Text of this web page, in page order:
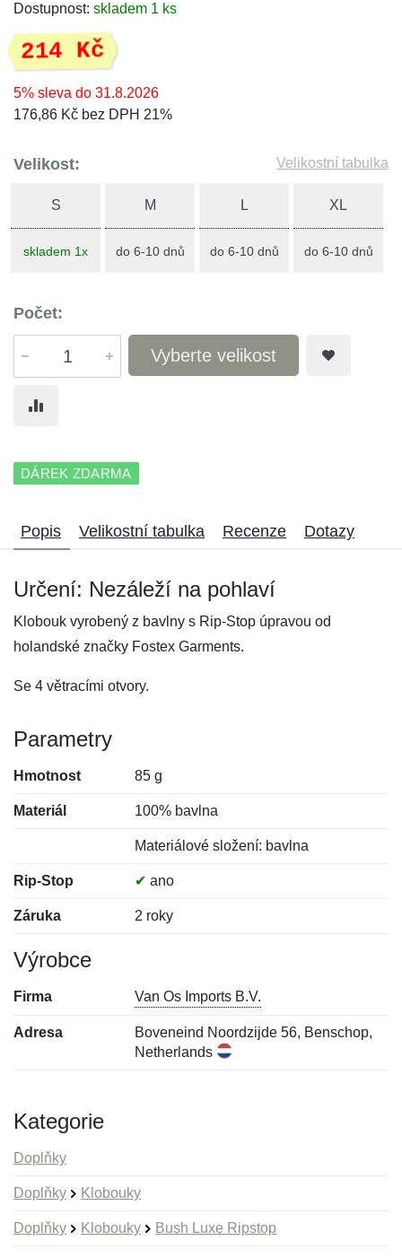
Dostupnost: skladem 1 ks
214 Kč
5% sleva do 31.8.2026
176,86 Kč bez DPH 21%
Velikost: Velikostní tabulka
S
skladem 1x
M
do 6-10 dnů
L
do 6-10 dnů
XL
do 6-10 dnů
Počet:
Vyberte velikost
DÁREK ZDARMA
Popis Velikostní tabulka Recenze Dotazy
Určení: Nezáleží na pohlaví
Klobouk vyrobený z bavlny s Rip-Stop úpravou od
holandské značky Fostex Garments.
Se 4 větracími otvory.
Parametry
Hmotnost 85 g
Materiál 100% bavlna
Materiálové složení: bavlna
Rip-Stop ✔ ano
Záruka 2 roky
Výrobce
Firma Van Os Imports B.V.
Adresa
Boveneind Noordzijde 56, Benschop,
Netherlands
Kategorie
Doplňky
Doplňky Klobouky
Doplňky Klobouky Bush Luxe Ripstop